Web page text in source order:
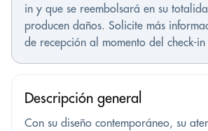
in y que se reembolsará en su
producen daños. Solicite más
de recepción al momento del check-
Descripción general
Con su diseño contemporáneo, su